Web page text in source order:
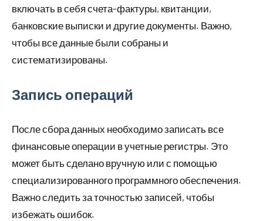
включать в себя счета-фактуры, квитанции,
банковские выписки и другие документы. Важно,
чтобы все данные были собраны и
систематизированы.
Запись операций
После сбора данных необходимо записать все
финансовые операции в учетные регистры. Это
может быть сделано вручную или с помощью
специализированного программного обеспечения.
Важно следить за точностью записей, чтобы
избежать ошибок.